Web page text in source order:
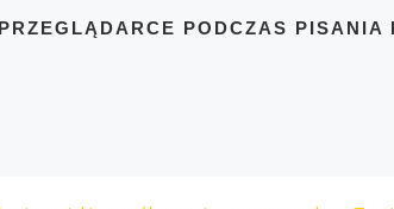
PODCZAS PISANIA